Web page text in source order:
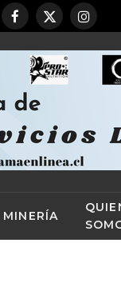
Facebook
X
MINERÍA